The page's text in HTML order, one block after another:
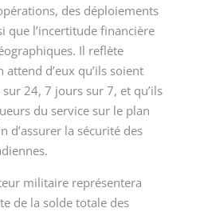
des déploiements
que l’incertitude financière
Il reflète
attend d’eux qu’ils soient
sur 24, 7 jours sur 7, et qu’ils
du service sur le plan
d’assurer la sécurité des
militaire représentera
de la solde totale des